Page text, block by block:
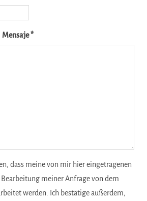
Mensaje *
dass meine von mir hier eingetragenen
meiner Anfrage von dem
werden. Ich bestätige außerdem,